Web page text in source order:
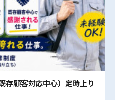
存顧客対応中心）定時上り